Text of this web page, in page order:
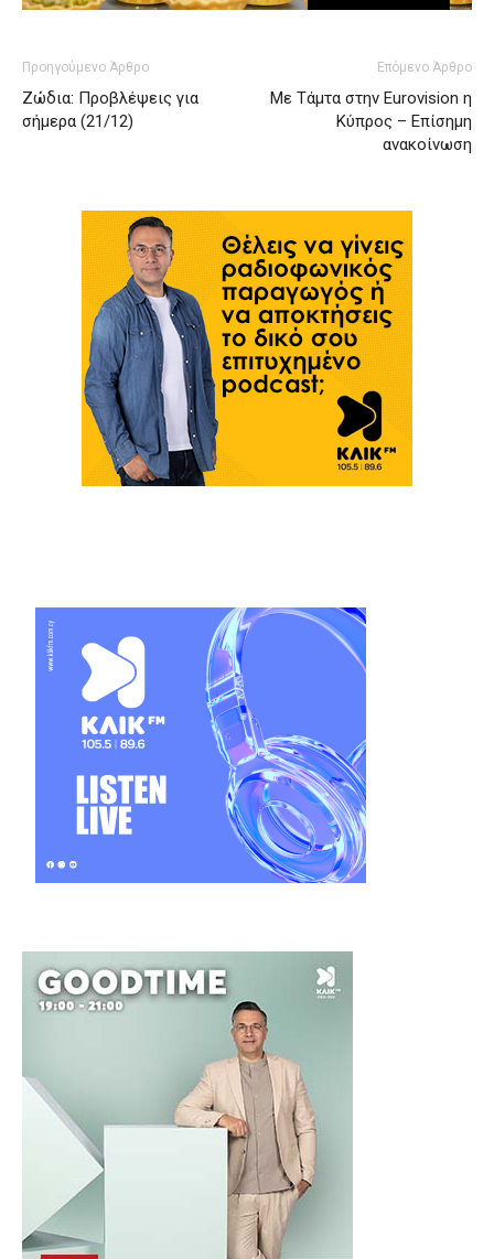
Προηγούμενο Άρθρο
Ζώδια: Προβλέψεις για
σήμερα (21/12)
Επόμενο Άρθρο
Με Τάμτα στην Eurovision η
Κύπρος – Επίσημη
ανακοίνωση